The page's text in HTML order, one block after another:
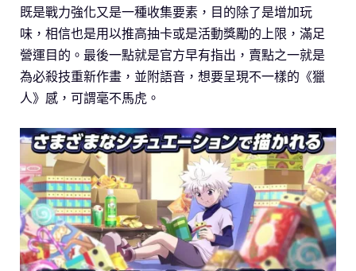
既是戰力強化又是一種收集要素，目的除了是增加玩
味，相信也是用以推高抽卡或是活動獎勵的上限，滿足
營運目的。最後一點就是官方早有指出，賣點之一就是
為必殺技重新作畫，並附語音，想要呈現不一樣的《獵
人》感，可謂毫不馬虎。